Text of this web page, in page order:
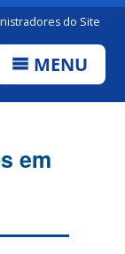
do Site
MENU
em